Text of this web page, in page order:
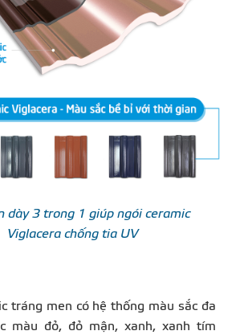
dày 3 trong 1 giúp ngói ceramic
Viglacera chống tia UV
tráng men có hệ thống màu sắc đa
màu đỏ, đỏ mận, xanh, xanh tím